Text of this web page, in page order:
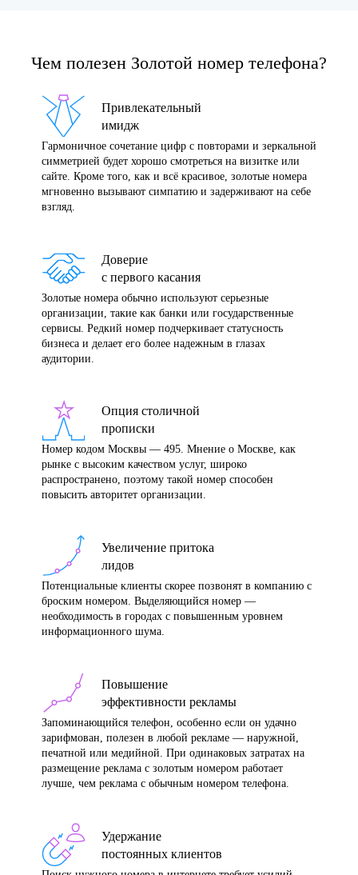
Чем полезен Золотой номер телефона?
Привлекательный
имидж
Гармоничное сочетание цифр с повторами и зеркальной
симметрией будет хорошо смотреться на визитке или
сайте. Кроме того, как и всё красивое, золотые номера
мгновенно вызывают симпатию и задерживают на себе
взгляд.
Доверие
с первого касания
Золотые номера обычно используют серьезные
организации, такие как банки или государственные
сервисы. Редкий номер подчеркивает статусность
бизнеса и делает его более надежным в глазах
аудитории.
Опция столичной
прописки
Номер кодом Москвы — 495. Мнение о Москве, как
рынке с высоким качеством услуг, широко
распространено, поэтому такой номер способен
повысить авторитет организации.
Увеличение притока
лидов
Потенциальные клиенты скорее позвонят в компанию с
броским номером. Выделяющийся номер —
необходимость в городах с повышенным уровнем
информационного шума.
Повышение
эффективности рекламы
Запоминающийся телефон, особенно если он удачно
зарифмован, полезен в любой рекламе — наружной,
печатной или медийной. При одинаковых затратах на
размещение реклама с золотым номером работает
лучше, чем реклама с обычным номером телефона.
Удержание
постоянных клиентов